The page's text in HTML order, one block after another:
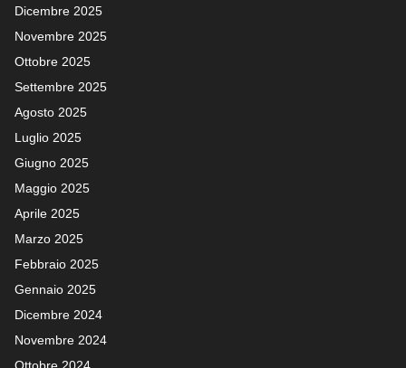
Dicembre 2025
Novembre 2025
Ottobre 2025
Settembre 2025
Agosto 2025
Luglio 2025
Giugno 2025
Maggio 2025
Aprile 2025
Marzo 2025
Febbraio 2025
Gennaio 2025
Dicembre 2024
Novembre 2024